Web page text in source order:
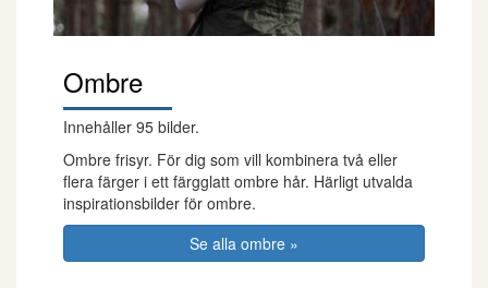
Ombre
Innehåller 95 bilder.
Ombre frisyr. För dig som vill kombinera två eller
flera färger i ett färgglatt ombre hår. Härligt utvalda
inspirationsbilder för ombre.
Se alla ombre »